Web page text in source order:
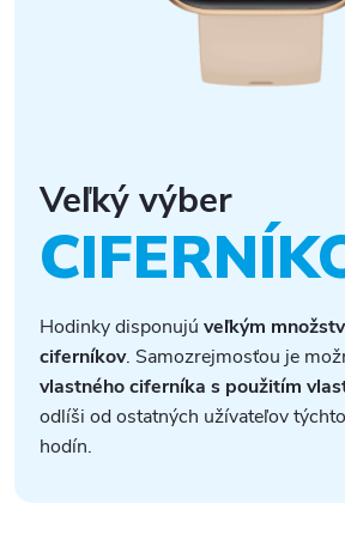
Veľký výber
Hodinky disponujúveľkým
ciferníkov. Samozrejmosťou je
vlastného ciferníka s použitím
odlíši od ostatných užívateľov
hodín.